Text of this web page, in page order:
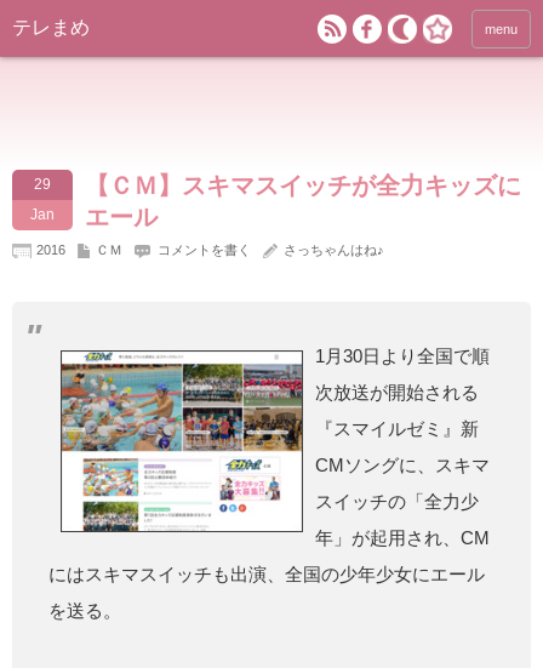
テレまめ menu
29
Jan
【ＣＭ】スキマスイッチが全力キッズに
エール
2016 ＣＭ コメントを書く さっちゃんはね♪
1月30日より全国で順
次放送が開始される
『スマイルゼミ』新
CMソングに、スキマ
スイッチの「全力少
年」が起用され、CM
にはスキマスイッチも出演、全国の少年少女にエール
を送る。